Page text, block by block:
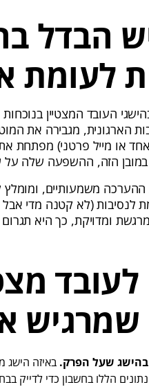
הבדל
לעומת
העובד המצטיין
הארגונית, מגבירה את
או מייל פרטני) מפתחת
במובן הזה, ההשפעה שלה על
משמעותיים, ומומלץ
לנסיבות (לא קטנה מדי
ומדויקת, כך היא תגרום
שעל הפרק. באיזה
הללו בחשבון כדי לדייק